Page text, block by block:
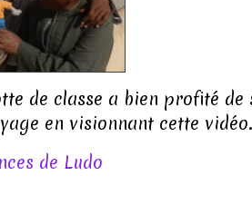
de classe a bien profité
en visionnant cette vidéo.
de Ludo